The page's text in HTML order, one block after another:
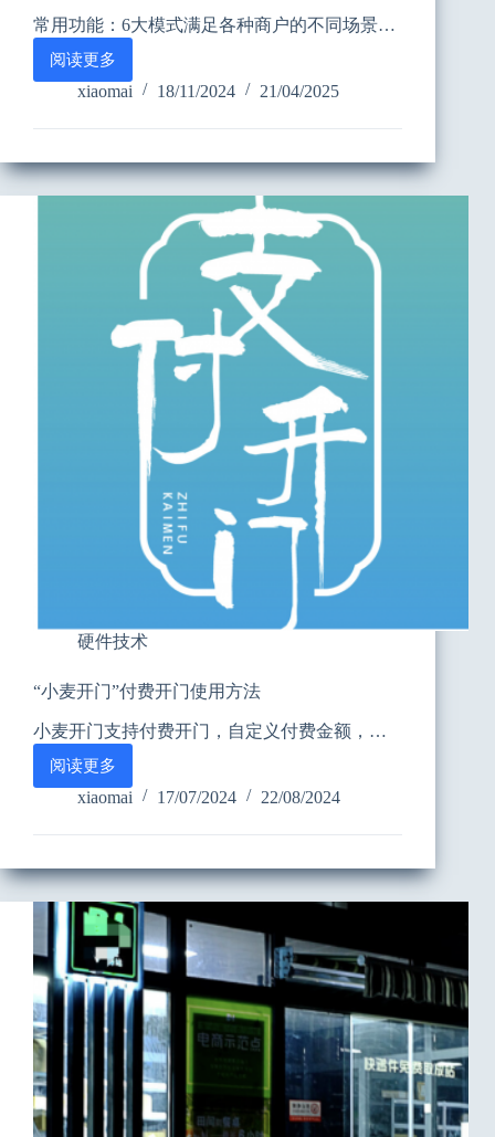
常用功能：6大模式满足各种商户的不同场景…
阅读更多
Open-
X
列
册
安
xiaomai 18/11/2024 21/04/2025
硬件技术
“小麦开门”付费开门使用方法
小麦开门支持付费开门，自定义付费金额，…
阅读更多
“小
麦
门”
费
开
门
使
用
方
法
xiaomai 17/07/2024 22/08/2024